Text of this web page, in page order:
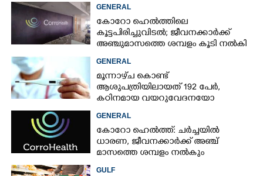
GENERAL
കോറോ ഹെൽത്തിലെ
കൂട്ടപിരിച്ചുവിടൽ; ജീവനക്കാർക്ക്
അഞ്ചുമാസത്തെ ശമ്പളം കൂടി നൽകി
GENERAL
മൂന്നാഴ്‌ച കൊണ്ട്
ആശുപത്രിയിലായത് 192 പേർ,
കഠിനമായ വയറുവേദനയോ
ഗുരുതരമാകുന്നതിന്റെ ലക്ഷണം
GENERAL
കോറോ ഹെൽത്ത്: ചർച്ചയിൽ
ധാരണ, ജീവനക്കാർക്ക് അഞ്ച്
മാസത്തെ ശമ്പളം നൽകും
GULF